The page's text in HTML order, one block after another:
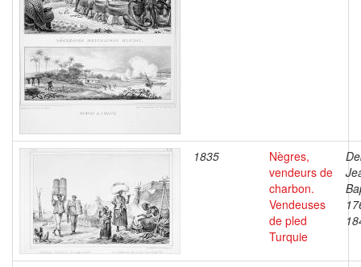
1835
Nègres,
vendeurs de
charbon.
Vendeuses
de pled
Turquie